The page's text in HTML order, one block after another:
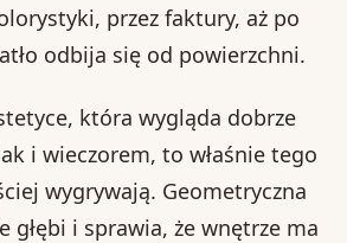
przez faktury, aż po
odbija się od powierzchni.
która wygląda dobrze
i wieczorem, to właśnie tego
wygrywają. Geometryczna
głębi i sprawia, że wnętrze ma